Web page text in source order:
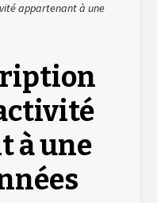
appartenant à une
à une